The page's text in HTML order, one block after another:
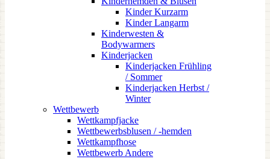
Kinder Kurzarm
Kinder Langarm
Kinderwesten &
Bodywarmers
Kinderjacken
Kinderjacken Frühling
/ Sommer
Kinderjacken Herbst /
Winter
Wettbewerb
Wettkampfjacke
Wettbewerbsblusen / -hemden
Wettkampfhose
Wettbewerb Andere